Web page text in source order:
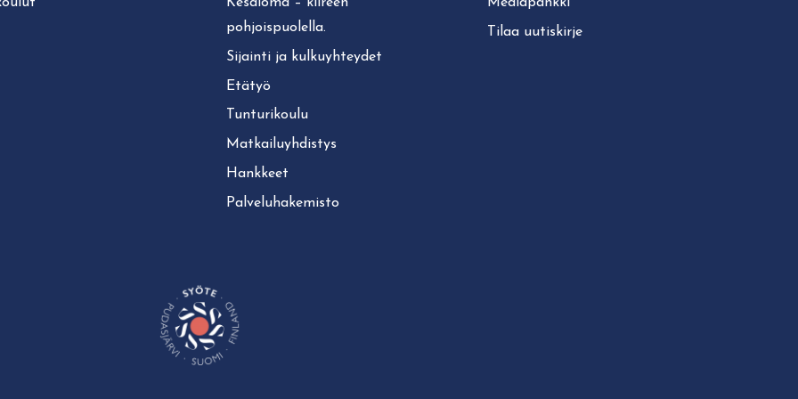
pohjoispuolella.
Sijainti ja kul­ku­yh­tey­det
Etätyö
Tun­tu­ri­kou­lu
Mat­kai­lu­yh­dis­tys
Hankkeet
Pal­ve­lu­ha­ke­mis­to
Tilaa uutiskirje